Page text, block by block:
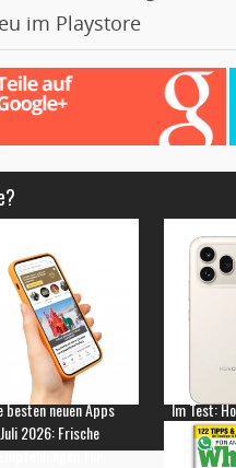
im Playstore
besten neuen Apps
Juli 2026: Frische
für
Im Test: